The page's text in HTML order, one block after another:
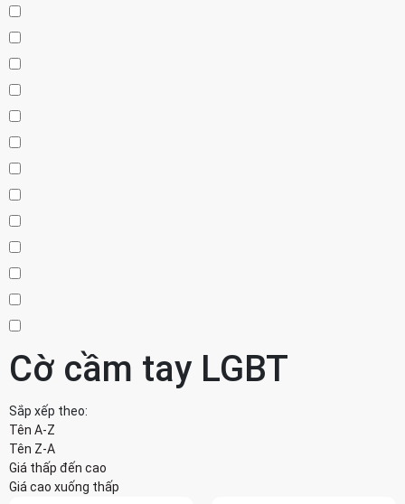
Cờ cầm tay LGBT
Sắp xếp theo:
Tên A-Z
Tên Z-A
Giá thấp đến cao
Giá cao xuống thấp